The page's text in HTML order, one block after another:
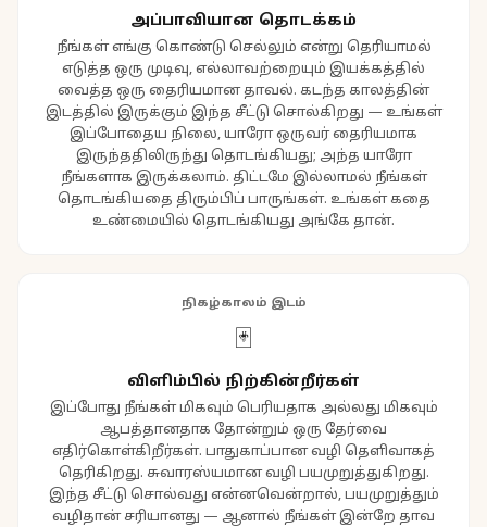
அப்பாவியான தொடக்கம்
நீங்கள் எங்கு கொண்டு செல்லும் என்று தெரியாமல்
எடுத்த ஒரு முடிவு, எல்லாவற்றையும் இயக்கத்தில்
வைத்த ஒரு தைரியமான தாவல். கடந்த காலத்தின்
இடத்தில் இருக்கும் இந்த சீட்டு சொல்கிறது — உங்கள்
இப்போதைய நிலை, யாரோ ஒருவர் தைரியமாக
இருந்ததிலிருந்து தொடங்கியது; அந்த யாரோ
நீங்களாக இருக்கலாம். திட்டமே இல்லாமல் நீங்கள்
தொடங்கியதை திரும்பிப் பாருங்கள். உங்கள் கதை
உண்மையில் தொடங்கியது அங்கே தான்.
நிகழ்காலம் இடம்
🃏
விளிம்பில் நிற்கின்றீர்கள்
இப்போது நீங்கள் மிகவும் பெரியதாக அல்லது மிகவும்
ஆபத்தானதாக தோன்றும் ஒரு தேர்வை
எதிர்கொள்கிறீர்கள். பாதுகாப்பான வழி தெளிவாகத்
தெரிகிறது. சுவாரஸ்யமான வழி பயமுறுத்துகிறது.
இந்த சீட்டு சொல்வது என்னவென்றால், பயமுறுத்தும்
வழிதான் சரியானது — ஆனால் நீங்கள் இன்றே தாவ